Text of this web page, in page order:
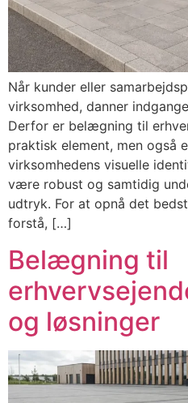
Når kunder eller
virksomhed, danner
Derfor er belægning til
praktisk element, men også
virksomhedens visuelle
være robust og samtidig
udtryk. For at opnå det
forstå, […]
Belægning til
og løsninger